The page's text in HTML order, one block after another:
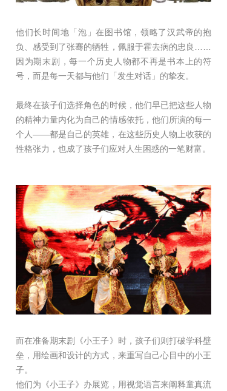
他们长时间地「泡」在图书馆，领略了汉武帝的抱
负、感受到了张骞的牺牲，佩服于霍去病的忠良……
因为期末剧，每一个历史人物都不再是书本上的符
号，而是每一天都与他们「发生对话」的挚友。
最终在孩子们选择角色的时候，他们早已把这些人物
的精神力量内化为自己的情感依托，他们所演的每一
个人——都是自己的英雄，在这些历史人物上收获的
性格张力，也成了孩子们应对人生困惑的一笔财富。
而在准备期末剧《小王子》时，孩子们则打破学科壁
垒，用绘画和设计的方式，来重写自己心目中的小王
子。
他们为《小王子》办展览，用视觉语言来阐释童真流